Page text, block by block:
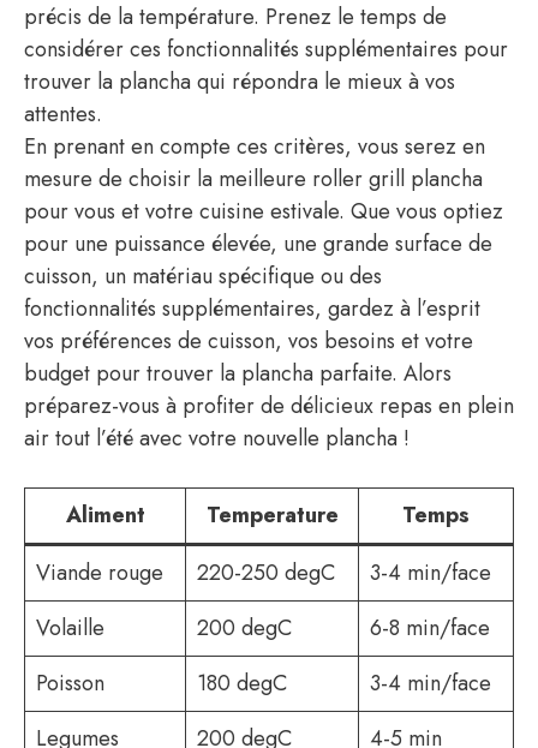
précis de la température. Prenez le temps de
considérer ces fonctionnalités supplémentaires pour
trouver la plancha qui répondra le mieux à vos
attentes.
En prenant en compte ces critères, vous serez en
mesure de choisir la meilleure roller grill plancha
pour vous et votre cuisine estivale. Que vous optiez
pour une puissance élevée, une grande surface de
cuisson, un matériau spécifique ou des
fonctionnalités supplémentaires, gardez à l’esprit
vos préférences de cuisson, vos besoins et votre
budget pour trouver la plancha parfaite. Alors
préparez-vous à profiter de délicieux repas en plein
air tout l’été avec votre nouvelle plancha !
Aliment Temperature
Temps
Viande rouge
220-250 degC
3-4 min/face
Volaille
200 degC
6-8 min/face
Poisson
180 degC
3-4 min/face
Legumes
200 degC 4-5 min